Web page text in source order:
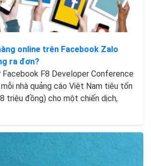
online trên Facebook Zalo
ra đơn?
F8 Developer Conference
nhà quảng cáo Việt Nam tiêu tốn
triệu đồng) cho một chiến dịch,